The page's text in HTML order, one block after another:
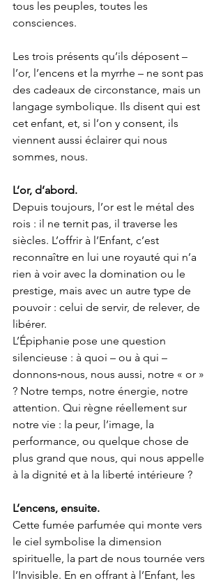
tous les peuples, toutes les
consciences.
Les trois présents qu’ils déposent –
l’or, l’encens et la myrrhe – ne sont pas
des cadeaux de circonstance, mais un
langage symbolique. Ils disent qui est
cet enfant, et, si l’on y consent, ils
viennent aussi éclairer qui nous
sommes, nous.
L’or, d’abord.
Depuis toujours, l’or est le métal des
rois : il ne ternit pas, il traverse les
siècles. L’offrir à l’Enfant, c’est
reconnaître en lui une royauté qui n’a
rien à voir avec la domination ou le
prestige, mais avec un autre type de
pouvoir : celui de servir, de relever, de
libérer.
L’Épiphanie pose une question
silencieuse : à quoi – ou à qui –
donnons‑nous, nous aussi, notre « or »
? Notre temps, notre énergie, notre
attention. Qui règne réellement sur
notre vie : la peur, l’image, la
performance, ou quelque chose de
plus grand que nous, qui nous appelle
à la dignité et à la liberté intérieure ?
L’encens, ensuite.
Cette fumée parfumée qui monte vers
le ciel symbolise la dimension
spirituelle, la part de nous tournée vers
l’Invisible. En en offrant à l’Enfant, les